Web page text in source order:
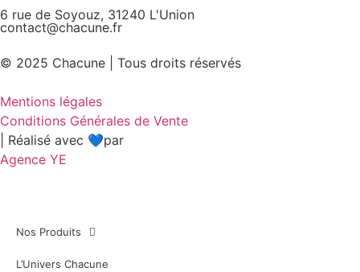
6 rue de Soyouz, 31240 L'Union
contact@chacune.fr
© 2025 Chacune | Tous droits réservés
Mentions légales
Conditions Générales de Vente
| Réalisé avec 💙par
Agence YE
Nos Produits
L’Univers Chacune